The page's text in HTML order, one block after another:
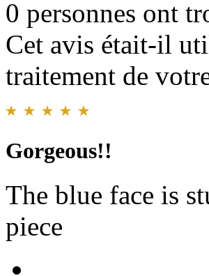
0 personnes ont
Cet avis était-il
traitement de
Gorgeous!!
The blue face is
piece